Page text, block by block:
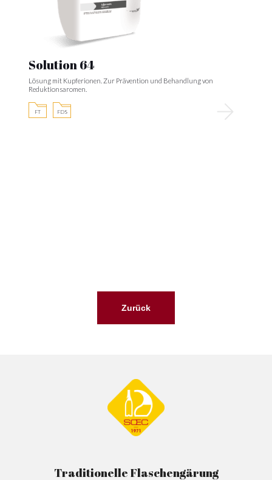
Solution 64
Lösung mit Kupferionen. Zur Prävention und Behandlung von
Reduktionsaromen.
FT FDS
Zurück
Traditionelle Flaschengärung